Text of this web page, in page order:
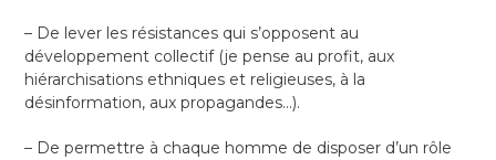
– De lever les résistances qui s’opposent au
développement collectif (je pense au profit, aux
hiérarchisations ethniques et religieuses, à la
désinformation, aux propagandes…).
– De permettre à chaque homme de disposer d’un rôle